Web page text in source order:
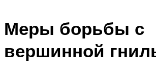
Меры борьбы с
вершинной